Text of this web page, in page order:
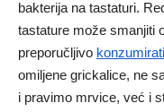
bakterija na tastaturi.
tastature može smanjiti
preporučljivo
omiljene grickalice, ne
i pravimo mrvice, već i